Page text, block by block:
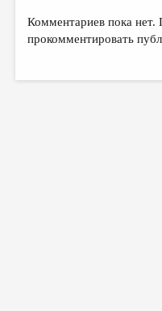
Комментариев пока нет.
прокомментировать